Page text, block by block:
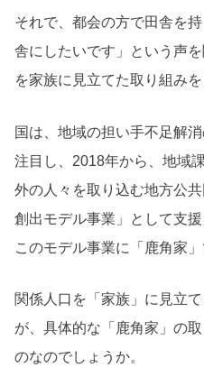
それで、都会の方で田舎を
舎にしたいです」という声
を家族に見立てた取り組み
国は、地域の担い手不足解
注目し、2018年から、 地域
外の人々を取り込む地方公
創出モデル事業」として支援
このモデル事業に「鹿角家
関係人口を「家族」に見立
が、具体的な「鹿角家」の
のなのでしょうか。